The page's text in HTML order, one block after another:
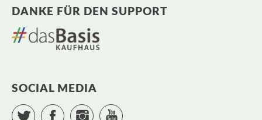
DANKE FÜR DEN SUPPORT
SOCIAL MEDIA
Twitter Facebook Instagram